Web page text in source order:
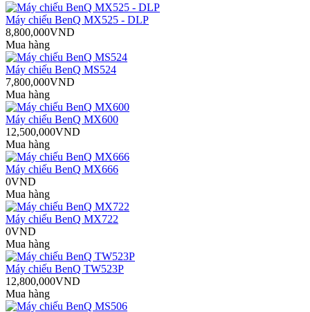
Máy chiếu BenQ MX525 - DLP
8,800,000VND
Mua hàng
Máy chiếu BenQ MS524
7,800,000VND
Mua hàng
Máy chiếu BenQ MX600
12,500,000VND
Mua hàng
Máy chiếu BenQ MX666
0VND
Mua hàng
Máy chiếu BenQ MX722
0VND
Mua hàng
Máy chiếu BenQ TW523P
12,800,000VND
Mua hàng